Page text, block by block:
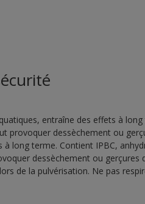
entraîne des effets à
provoquer dessèchement ou
long terme. Contient IPBC,
dessèchement ou gerçures
de la pulvérisation. Ne pas